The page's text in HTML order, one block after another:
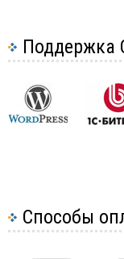
Поддержка
Способы